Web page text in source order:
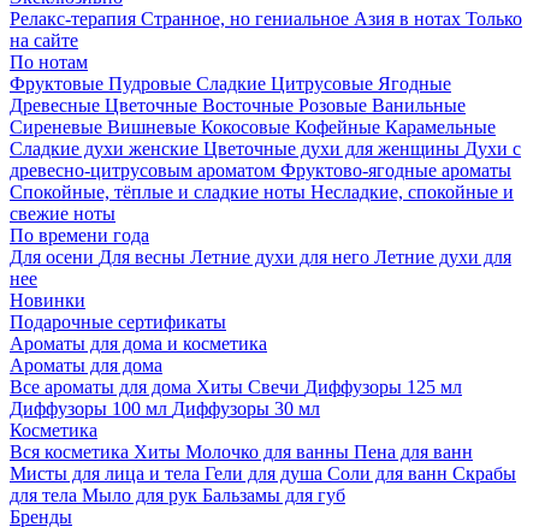
Релакс-терапия Странное, но гениальное Азия в нотах Только
на сайте
По нотам
Фруктовые Пудровые Сладкие Цитрусовые Ягодные
Древесные Цветочные Восточные Розовые Ванильные
Сиреневые Вишневые Кокосовые Кофейные Карамельные
Сладкие духи женские Цветочные духи для женщины Духи с
древесно-цитрусовым ароматом Фруктово-ягодные ароматы
Спокойные, тёплые и сладкие ноты Несладкие, спокойные и
свежие ноты
По времени года
Для осени Для весны Летние духи для него Летние духи для
нее
Новинки
Подарочные сертификаты
Ароматы для дома и косметика
Ароматы для дома
Все ароматы для дома Хиты Свечи Диффузоры 125 мл
Диффузоры 100 мл Диффузоры 30 мл
Косметика
Вся косметика Хиты Молочко для ванны Пена для ванн
Мисты для лица и тела Гели для душа Соли для ванн Скрабы
для тела Мыло для рук Бальзамы для губ
Бренды